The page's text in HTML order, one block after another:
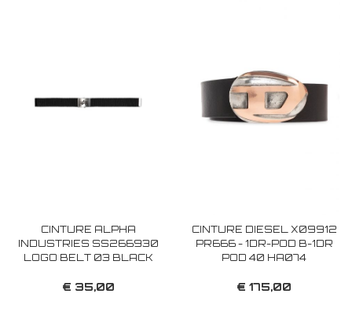
CINTURE ALPHA
INDUSTRIES SS266930
LOGO BELT 03 BLACK
€ 35,00
CINTURE DIESEL X09912
PR666 - 1DR-POD B-1DR
POD 40 HA074
€ 175,00